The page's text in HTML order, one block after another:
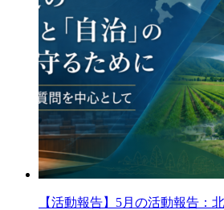
【活動報告】5月の活動報告：